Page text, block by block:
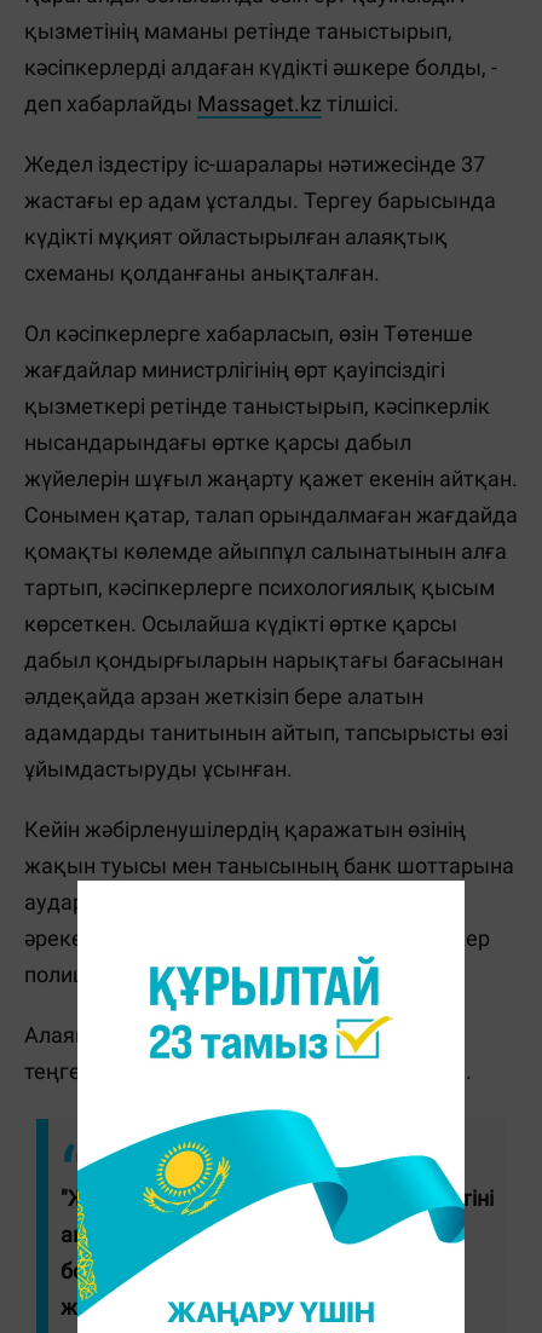
қызметінің маманы ретінде таныстырып,
кәсіпкерлерді алдаған күдікті әшкере болды, -
деп хабарлайды Massaget.kz тілшісі.
Жедел іздестіру іс-шаралары нәтижесінде 37
жастағы ер адам ұсталды. Тергеу барысында
күдікті мұқият ойластырылған алаяқтық
схеманы қолданғаны анықталған.
Ол кәсіпкерлерге хабарласып, өзін Төтенше
жағдайлар министрлігінің өрт қауіпсіздігі
қызметкері ретінде таныстырып, кәсіпкерлік
нысандарындағы өртке қарсы дабыл
жүйелерін шұғыл жаңарту қажет екенін айтқан.
Сонымен қатар, талап орындалмаған жағдайда
қомақты көлемде айыппұл салынатынын алға
тартып, кәсіпкерлерге психологиялық қысым
көрсеткен. Осылайша күдікті өртке қарсы
дабыл қондырғыларын нарықтағы бағасынан
әлдеқайда арзан жеткізіп бере алатын
адамдарды танитынын айтып, тапсырысты өзі
ұйымдастыруды ұсынған.
Кейін жәбірленушілердің қаражатын өзінің
жақын туысы мен танысының банк шоттарына
аудартып отырған. Маусымда осындай
әрекеттің құрбаны болған жергілікті кәсіпкер
полицияға жүгінген.
Алаяқтың әрекетінен кәсіпкерге 200 мың
теңгеге жуық материалдық шығын келген.
"Жедел әрекет еткен полицейлер күдіктіні
анықтап, оны ұстады. Қазір бұл дерек
бойынша тергеп-тексеру жүргізіліп
жатыр", - деді ІІМ өкілі.